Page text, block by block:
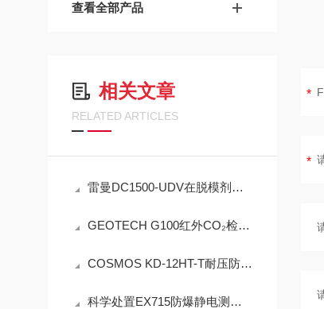
查看全部产品
相关文章
RELATED ARTICLES
雷曼DC1500-UDV在脱模剂检测中的工程可靠性设计
GEOTECH G100红外CO₂检测仪技术参数
COSMOS KD-12HT-T耐压防爆NMP炉内直插检测设备工程设计指南
科学处置EX715防爆静电测试仪故障可有效保障检测工作正常开展